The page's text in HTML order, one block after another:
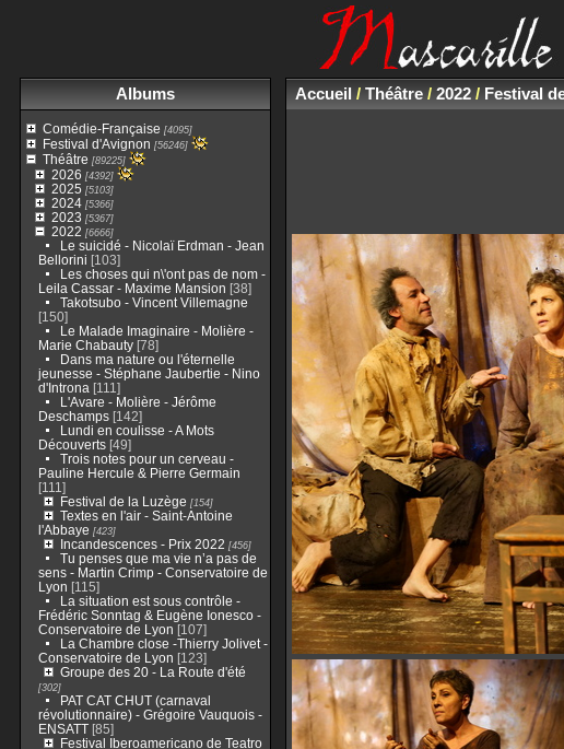
Albums
Comédie-Française [4095]
Festival d'Avignon [56246]
Théâtre [89225]
2026 [4392]
2025 [5103]
2024[5366]
2023 [5367]
2022 [6666]
Le suicidé - Nicolaï Erdman - Jean
Bellorini [103]
Les choses qui n\'ont pas de nom -
Leila Cassar - Maxime Mansion [38]
Takotsubo - Vincent Villemagne
[150]
Le Malade Imaginaire - Molière -
Marie Chabauty[78]
Dans ma nature ou l'éternelle
jeunesse - Stéphane Jaubertie - Nino
d'Introna [111]
L'Avare - Molière - Jérôme
Deschamps[142]
Lundi en coulisse - A Mots
Découverts[49]
Trois notes pour un cerveau -
Pauline Hercule & Pierre Germain
[111]
Festival de la Luzège [154]
Textes en l'air - Saint-Antoine
l'Abbaye [423]
Incandescences - Prix 2022 [456]
Tu penses que ma vie n’a pas de
sens - Martin Crimp - Conservatoire de
Lyon [115]
La situation est sous contrôle -
Frédéric Sonntag & Eugène Ionesco -
Conservatoire de Lyon [107]
La Chambre close -Thierry Jolivet -
Conservatoire de Lyon [123]
Groupe des 20 - La Route d'été
[302]
PAT CAT CHUT (carnaval
révolutionnaire) - Grégoire Vauquois -
ENSATT[85]
Festival Iberoamericano de Teatro
Accueil/ Théâtre/ 2022/ Festival